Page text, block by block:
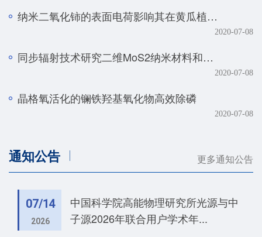
纳米二氧化铈的表面电荷影响其在黄瓜植株中的转化、转运及毒性
2020-07-08
同步辐射技术研究二维MoS2纳米材料和生物体的相互作用规律
2020-07-08
晶格氧活化的镧铁羟基氧化物高效除磷
2020-07-08
通知公告 更多通知公告
07/14
2026
中国科学院高能物理研究所光源与中
子源2026年联合用户学术年...